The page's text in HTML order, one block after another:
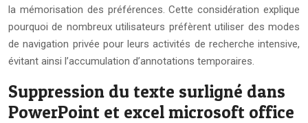
la mémorisation des préférences. Cette considération explique
pourquoi de nombreux utilisateurs préfèrent utiliser des modes
de navigation privée pour leurs activités de recherche intensive,
évitant ainsi l’accumulation d’annotations temporaires.
Suppression du texte surligné dans
PowerPoint et excel microsoft office